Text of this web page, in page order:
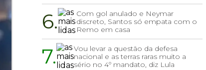
6.
Com gol anulado e Neymar
discreto, Santos só empata com o
Remo em casa
7.
Vou levar a questão da defesa
nacional e as terras raras muito a
sério no 4º mandato, diz Lula